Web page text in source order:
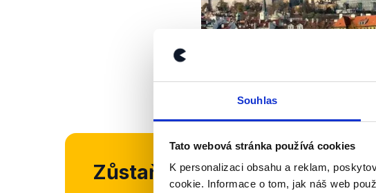
Souhlas
Tato webová stránka používá cookies
K personalizaci obsahu a reklam,
cookie. Informace o tom, jak náš web
Zůstaňme v kontaktu